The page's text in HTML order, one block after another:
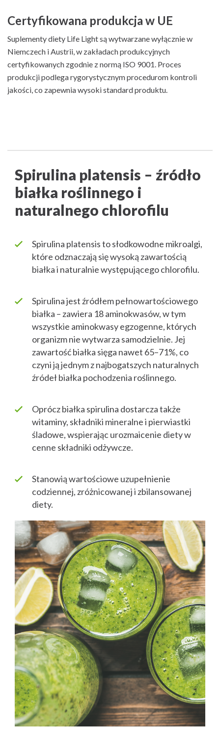
Certyfikowana produkcja w UE
Suplementy diety Life Light są wytwarzane wyłącznie w
Niemczech i Austrii, w zakładach produkcyjnych
certyfikowanych zgodnie z normą ISO 9001. Proces
produkcji podlega rygorystycznym procedurom kontroli
jakości, co zapewnia wysoki standard produktu.
Spirulina platensis – źródło
białka roślinnego i
naturalnego chlorofilu
Spirulina platensis to słodkowodne mikroalgi,
które odznaczają się wysoką zawartością
białka i naturalnie występującego chlorofilu.
Spirulina jest źródłem pełnowartościowego
białka – zawiera 18 aminokwasów, w tym
wszystkie aminokwasy egzogenne, których
organizm nie wytwarza samodzielnie. Jej
zawartość białka sięga nawet 65–71%, co
czyni ją jednym z najbogatszych naturalnych
źródeł białka pochodzenia roślinnego.
Oprócz białka spirulina dostarcza także
witaminy, składniki mineralne i pierwiastki
śladowe, wspierając urozmaicenie diety w
cenne składniki odżywcze.
Stanowią wartościowe uzupełnienie
codziennej, zróżnicowanej i zbilansowanej
diety.